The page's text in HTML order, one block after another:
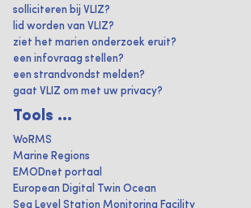
solliciteren bij VLIZ?
lid worden van VLIZ?
ziet het marien onderzoek eruit?
een infovraag stellen?
een strandvondst melden?
gaat VLIZ om met uw privacy?
Tools ...
WoRMS
Marine Regions
EMODnet portaal
European Digital Twin Ocean
Sea Level Station Monitoring Facility